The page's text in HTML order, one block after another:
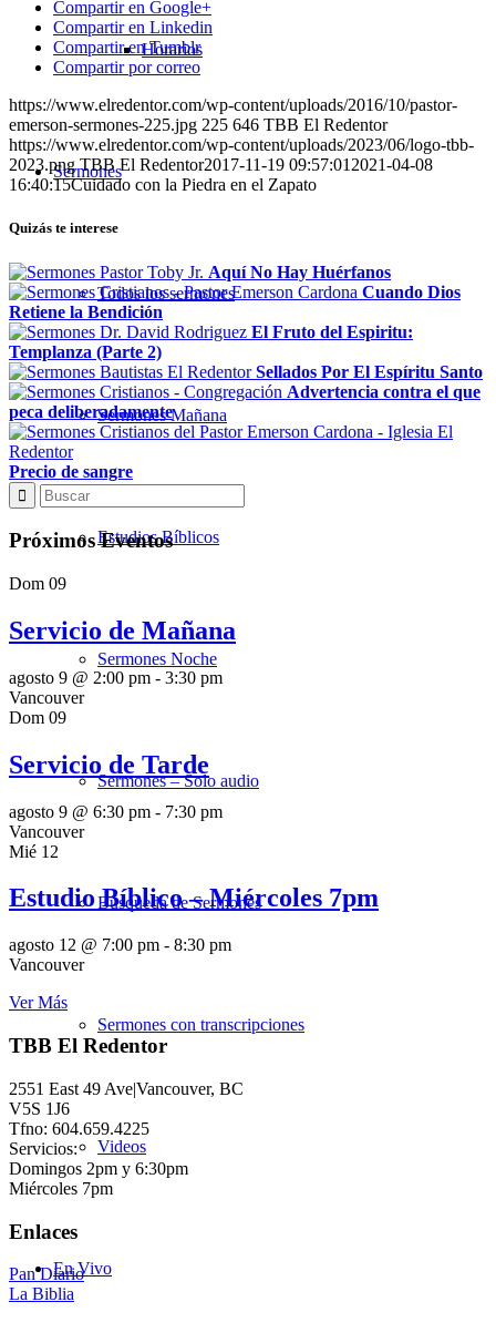
Horarios
Sermones
Todos los sermones
Sermones Mañana
Estudios Bíblicos
Sermones Noche
Sermones – Solo audio
Búsqueda de Sermones
Sermones con transcripciones
Videos
En Vivo
Compartir en Google+
Compartir en Linkedin
Compartir en Tumblr
Compartir por correo
https://www.elredentor.com/wp-content/uploads/2016/10/pastor-
emerson-sermones-225.jpg 225 646 TBB El Redentor
https://www.elredentor.com/wp-content/uploads/2023/06/logo-tbb-
2023.png TBB El Redentor2017-11-19 09:57:01 2021-04-08
16:40:15Cuidado con la Piedra en el Zapato
Quizás te interese
Aquí No Hay Huérfanos
Cuando Dios
Retiene la Bendición
El Fruto del Espiritu:
Templanza (Parte 2)
Sellados Por El Espíritu Santo
Advertencia contra el que
peca deliberadamente
Precio de sangre
Próximos Eventos
Dom 09
Servicio de Mañana
agosto 9 @ 2:00 pm - 3:30 pm
Vancouver
Dom 09
Servicio de Tarde
agosto 9 @ 6:30 pm - 7:30 pm
Vancouver
Mié 12
Estudio Bíblico – Miércoles 7pm
agosto 12 @ 7:00 pm - 8:30 pm
Vancouver
Ver Más
TBB El Redentor
2551 East 49 Ave|Vancouver, BC
V5S 1J6
Tfno: 604.659.4225
Servicios:
Domingos 2pm y 6:30pm
Miércoles 7pm
Enlaces
Pan Diario
La Biblia